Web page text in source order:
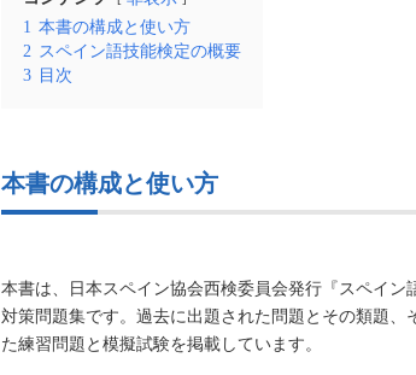
1 本書の構成と使い方
2 スペイン語技能検定の概要
3 目次
本書の構成と使い方
本書は、日本スペイン協会西検委員会発行『スペイ
対策問題集です。過去に出題された問題とその類題
た練習問題と模擬試験を掲載しています。